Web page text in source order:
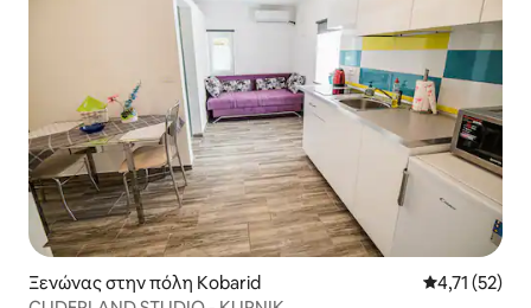
Ξενώνας στην πόλη Kobarid Μέση
4,71 (52)